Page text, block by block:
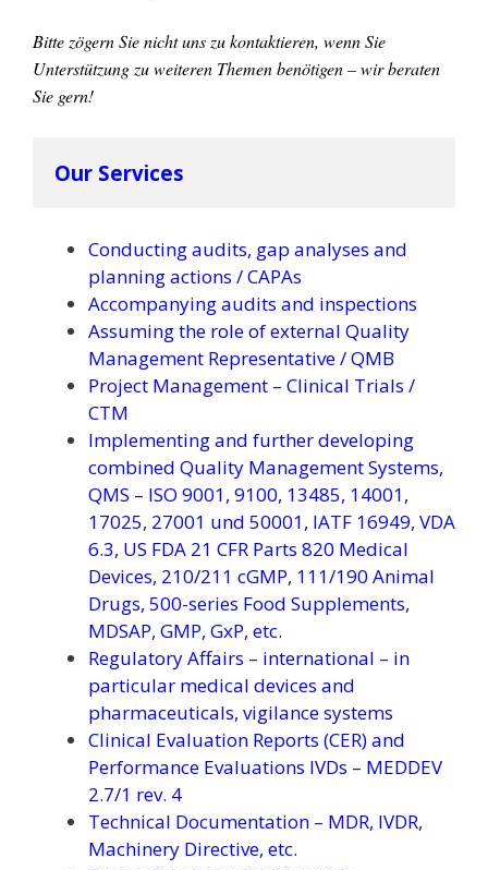
Bitte zögern Sie nicht uns zu kontaktieren, wenn Sie
Unterstützung zu weiteren Themen benötigen – wir beraten
Sie gern!
Our Services
Conducting audits, gap analyses and
planning actions / CAPAs
Accompanying audits and inspections
Assuming the role of external Quality
Management Representative / QMB
Project Management – Clinical Trials /
CTM
Implementing and further developing
combined Quality Management Systems,
QMS – ISO 9001, 9100, 13485, 14001,
17025, 27001 und 50001, IATF 16949, VDA
6.3, US FDA 21 CFR Parts 820 Medical
Devices, 210/211 cGMP, 111/190 Animal
Drugs, 500-series Food Supplements,
MDSAP, GMP, GxP, etc.
Regulatory Affairs – international – in
particular medical devices and
pharmaceuticals, vigilance systems
Clinical Evaluation Reports (CER) and
Performance Evaluations IVDs – MEDDEV
2.7/1 rev. 4
Technical Documentation – MDR, IVDR,
Machinery Directive, etc.